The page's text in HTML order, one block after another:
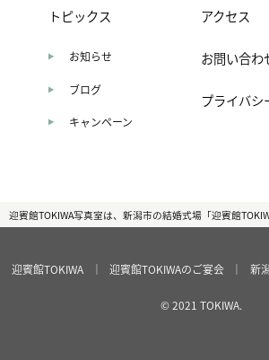
トピックス
お知らせ
ブログ
キャンペーン
アクセス
お問い合わ
プライバシ
迎賓館TOKIWA写真室は、新潟市の結婚式場「迎賓館
迎賓館TOKIWA ｜ 迎賓館TOKIWAのご宴会 ｜ 新
© 2021 TOKIWA.